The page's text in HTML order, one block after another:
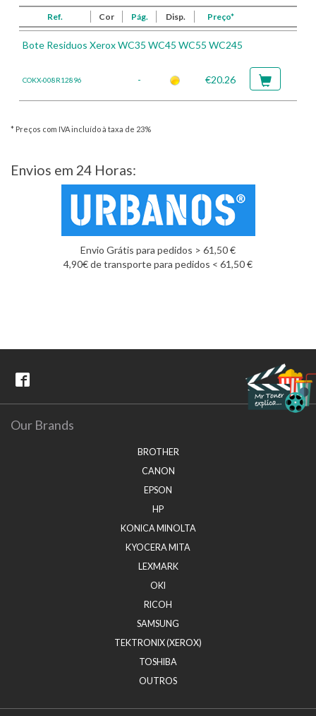
Ref. Cor Pág. Disp. Preço*
Bote Residuos Xerox WC35 WC45 WC55 WC245
COKX-008R12896 - €20.26
* Preços com IVA incluído à taxa de 23%
Envios em 24 Horas:
Envio Grátis para pedidos > 61,50 €
4,90€ de transporte para pedidos < 61,50 €
Our Brands
BROTHER
CANON
EPSON
HP
KONICA MINOLTA
KYOCERA MITA
LEXMARK
OKI
RICOH
SAMSUNG
TEKTRONIX (XEROX)
TOSHIBA
OUTROS